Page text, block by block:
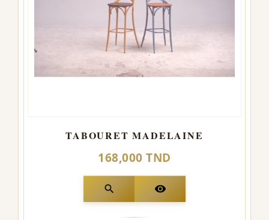
TABOURET MADELAINE
168,000 TND
search visibility